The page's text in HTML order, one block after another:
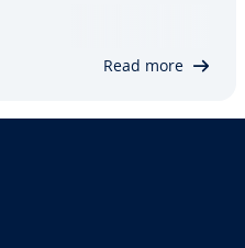
Read more